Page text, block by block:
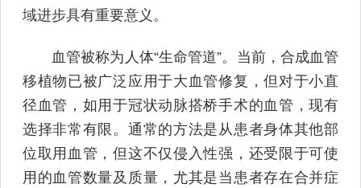
域进步具有重要意义。
血管被称为人体“生命管道”。当前，合成血管
移植物已被广泛应用于大血管修复，但对于小直
径血管，如用于冠状动脉搭桥手术的血管，现有
选择非常有限。通常的方法是从患者身体其他部
位取用血管，但这不仅侵入性强，还受限于可使
用的血管数量及质量，尤其是当患者存在合并症